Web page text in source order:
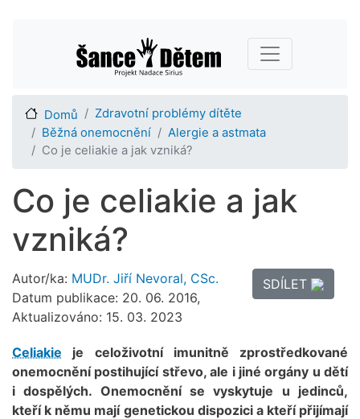
hlavnímu
obsahu
Main navigation
Domů
Zdravotní problémy dítěte
Běžná onemocnění
Alergie a astmata
Co je celiakie a jak vzniká?
Co je celiakie a jak
vzniká?
Autor/ka: MUDr. Jiří Nevoral, CSc.
Datum publikace: 20. 06. 2016,
Aktualizováno: 15. 03. 2023
SDÍLET
Celiakie je celoživotní imunitně zprostředkované
onemocnění postihující střevo, ale i jiné orgány u dětí
i dospělých. Onemocnění se vyskytuje u jedinců,
kteří k němu mají genetickou dispozici a kteří přijímají